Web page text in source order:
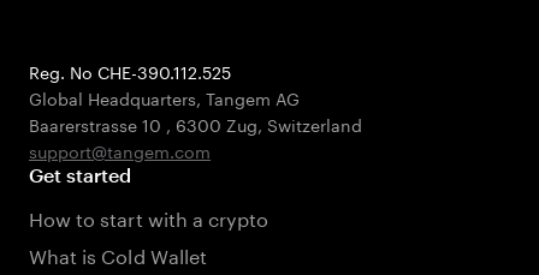
Reg. No CHE-390.112.525
Global Headquarters, Tangem AG
Baarerstrasse 10 , 6300 Zug, Switzerland
support@tangem.com
Get started
How to start with a crypto
What is Cold Wallet